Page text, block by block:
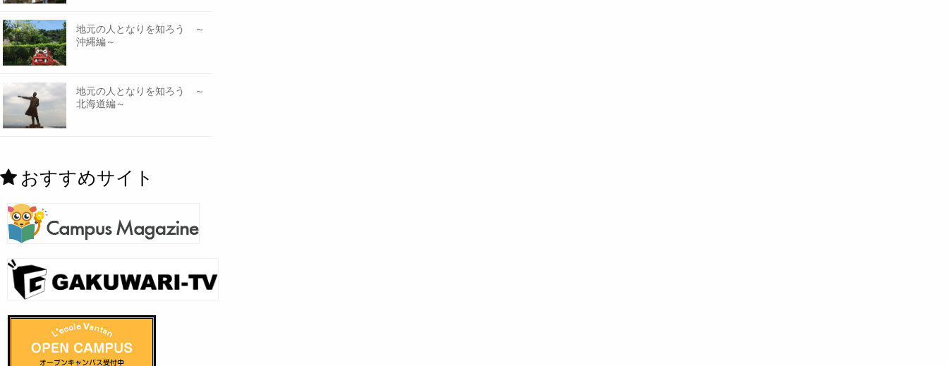
地元の人となりを知ろう ～
沖縄編～
地元の人となりを知ろう ～
北海道編～
おすすめサイト